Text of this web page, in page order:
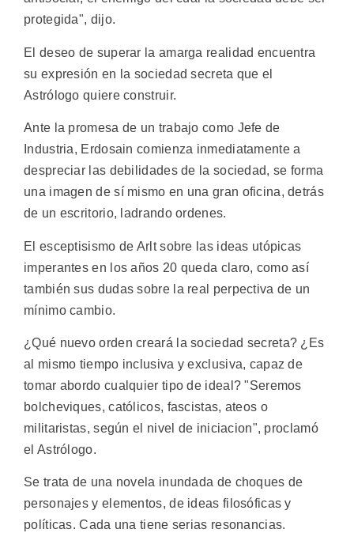
protegida", dijo.
El deseo de superar la amarga realidad encuentra
su expresión en la sociedad secreta que el
Astrólogo quiere construir.
Ante la promesa de un trabajo como Jefe de
Industria, Erdosain comienza inmediatamente a
despreciar las debilidades de la sociedad, se forma
una imagen de sí mismo en una gran oficina, detrás
de un escritorio, ladrando ordenes.
El esceptisismo de Arlt sobre las ideas utópicas
imperantes en los años 20 queda claro, como así
también sus dudas sobre la real perpectiva de un
mínimo cambio.
¿Qué nuevo orden creará la sociedad secreta? ¿Es
al mismo tiempo inclusiva y exclusiva, capaz de
tomar abordo cualquier tipo de ideal? "Seremos
bolcheviques, católicos, fascistas, ateos o
militaristas, según el nivel de iniciacion", proclamó
el Astrólogo.
Se trata de una novela inundada de choques de
personajes y elementos, de ideas filosóficas y
políticas. Cada una tiene serias resonancias.